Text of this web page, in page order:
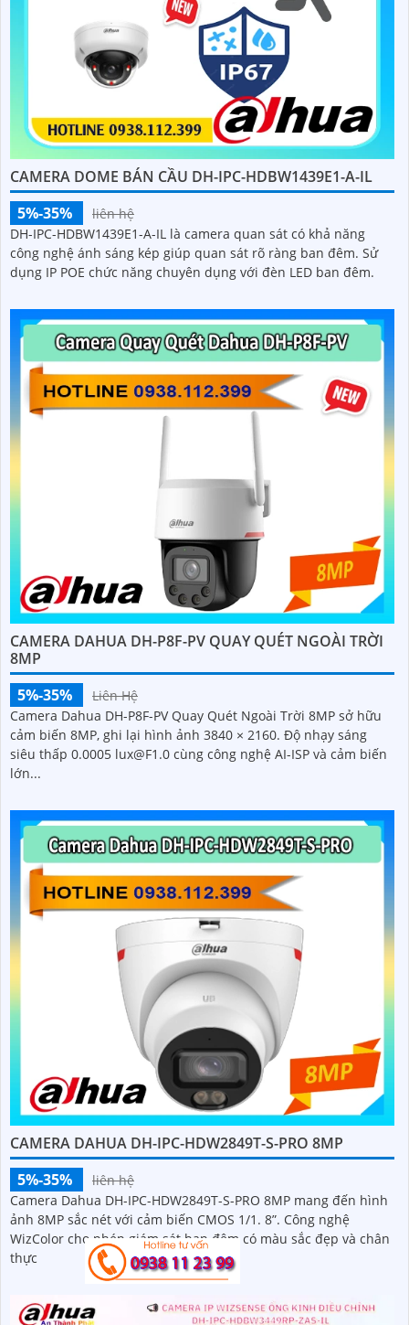
CAMERA DOME BÁN CẦU DH-IPC-HDBW1439E1-A-IL
5%-35%
liên hệ
DH-IPC-HDBW1439E1-A-IL là camera quan sát có khả năng
công nghệ ánh sáng kép giúp quan sát rõ ràng ban đêm. Sử
dụng IP POE chức năng chuyên dụng với đèn LED ban đêm.
CAMERA DAHUA DH-P8F-PV QUAY QUÉT NGOÀI TRỜI
8MP
5%-35%
Liên Hệ
Camera Dahua DH-P8F-PV Quay Quét Ngoài Trời 8MP sở hữu
cảm biến 8MP, ghi lại hình ảnh 3840 × 2160. Độ nhạy sáng
siêu thấp 0.0005 lux@F1.0 cùng công nghệ AI-ISP và cảm biến
lớn...
CAMERA DAHUA DH-IPC-HDW2849T-S-PRO 8MP
5%-35%
liên hệ
Camera Dahua DH-IPC-HDW2849T-S-PRO 8MP mang đến hình
ảnh 8MP sắc nét với cảm biến CMOS 1/1. 8”. Công nghệ
WizColor cho phép giám sát ban đêm có màu sắc đẹp và chân
thực